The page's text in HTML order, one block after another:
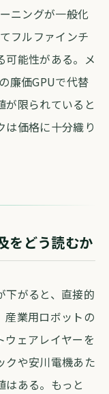
ニングが一般化
フルファインチ
可能性がある。メ
廉価GPUで代替
が限られていると
は価格に十分織り
をどう読むか
下がると、直接的
産業用ロボットの
ウェアレイヤーを
クや安川電機あた
はある。もっと